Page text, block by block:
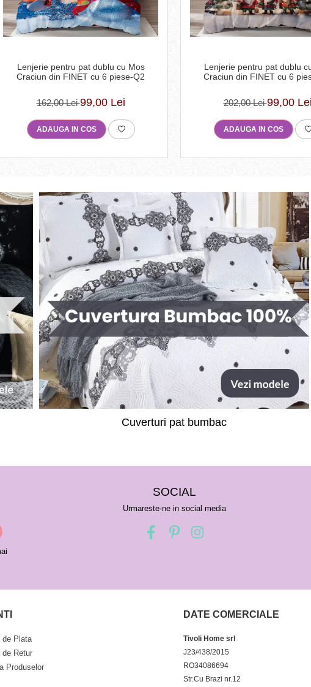
Lenjerie pentru pat dublu cu Mos
Craciun din FINET cu 6 piese-Q2
162,00 Lei99,00 Lei
ADAUGA IN COS
Lenjerie pentru pat dublu
Craciun din FINET cu 6
202,00 Lei99,00
ADAUGA IN COS
Cuverturi pat bumbac
SOCIAL
Urmareste-ne in social media
de Plata
de Retur
Produselor
DATE COMERCIALE
Tivoli Home srl
J23/438/2015
RO34086694
Str.Cu Brazi nr.12